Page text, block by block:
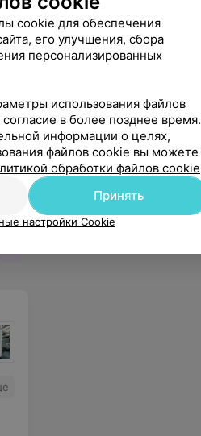
cookie для обеспечения
его улучшения, сбора
персонализированных
использования файлов
в более позднее время.
информации о целях,
файлов cookie вы можете
обработки файлов cookie
Принять
настройки Cookie